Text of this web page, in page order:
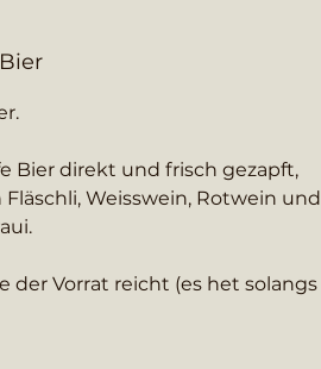
Bier direkt und frisch gezapft,
Weisswein, Rotwein und
der Vorrat reicht (es het solangs